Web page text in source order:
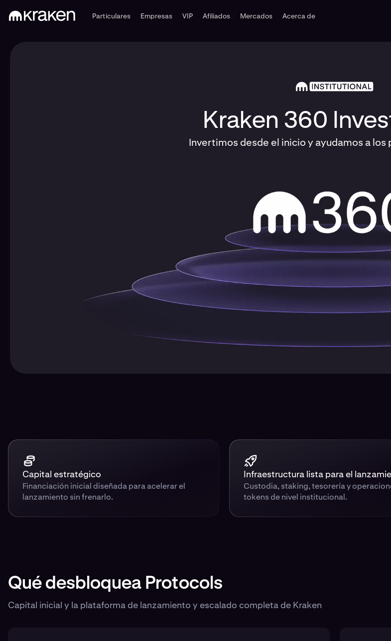
Particulares Empresas VIP Afiliados Mercados Acerca de
Kraken 360
Invertimos desde el inicio y ayudamos a los
Capital estratégico
Financiación inicial diseñada para acelerar el
lanzamiento sin frenarlo.
Infraestructura lista para el
Custodia, staking, tesorería y
tokens de nivel institucional.
Qué desbloquea Protocols
Capital inicial y la plataforma de lanzamiento y escalado completa de Kraken